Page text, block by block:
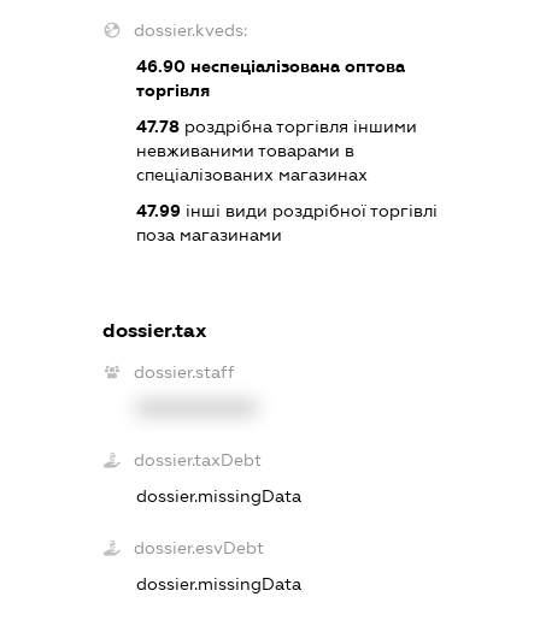
dossier.kveds:
46.90неспеціалізована оптова
торгівля
47.78роздрібна торгівля іншими
невживаними товарами в
спеціалізованих магазинах
47.99інші види роздрібної торгівлі
поза магазинами
dossier.tax
dossier.staff
dossier.taxDebt
dossier.missingData
dossier.esvDebt
dossier.missingData